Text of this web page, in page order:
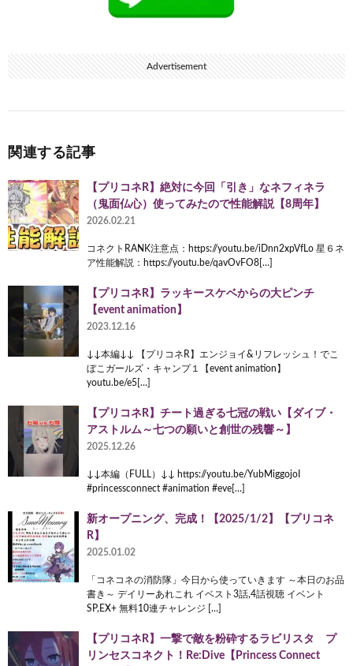
Advertisement
関連する記事
【プリコネR】絶対に今回「引き」なネフィネラ
（鬼面仏心）使ってみたので性能解説【8周年】
2026.02.21
コネクトRANK注意点：https://youtu.be/iDnn2xpVfLo 星６ネ
ア性能解説：https://youtu.be/qavOvFO8[…]
【プリコネR】ラッキースケベからの大ピンチ
【event animation】
2023.12.16
↓↓本編↓↓ 【プリコネR】エンジョイ&リフレッシュ！でこ
ぼこガールズ・キャンプ１【event animation】
youtu.be/e5[…]
【プリコネR】チート過ぎる七冠の戦い【ダイブ・
アストルム～七つの願いと創世の残響～】
2025.12.26
↓↓本編（FULL）↓↓ https://youtu.be/YubMiggojoI
#princessconnect #animation #eve[…]
新オープニング、完成！【2025/1/2】【プリコネ
R】
2025.01.02
「コネコネの消防隊」今日から使っていきます ～本日のお品
書き～ デイリーあれこれ イベスト3話,4話視聴 イベント
SP,EX+ 無料10連チャレンジ […]
【プリコネR】一撃で敵を粉砕するラビリスタ プ
リンセスコネクト！Re:Dive【Princess Connect